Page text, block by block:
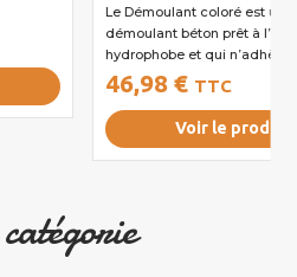
Le Démoulant coloré est un
démoulant béton prêt à
hydrophobe et qui n’adhère...
46,98 € TTC
Voir le produit
catégorie